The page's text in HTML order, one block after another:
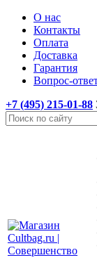
О нас
Контакты
Оплата
Доставка
Гарантия
Вопрос-
+7 (495) 215-01-88